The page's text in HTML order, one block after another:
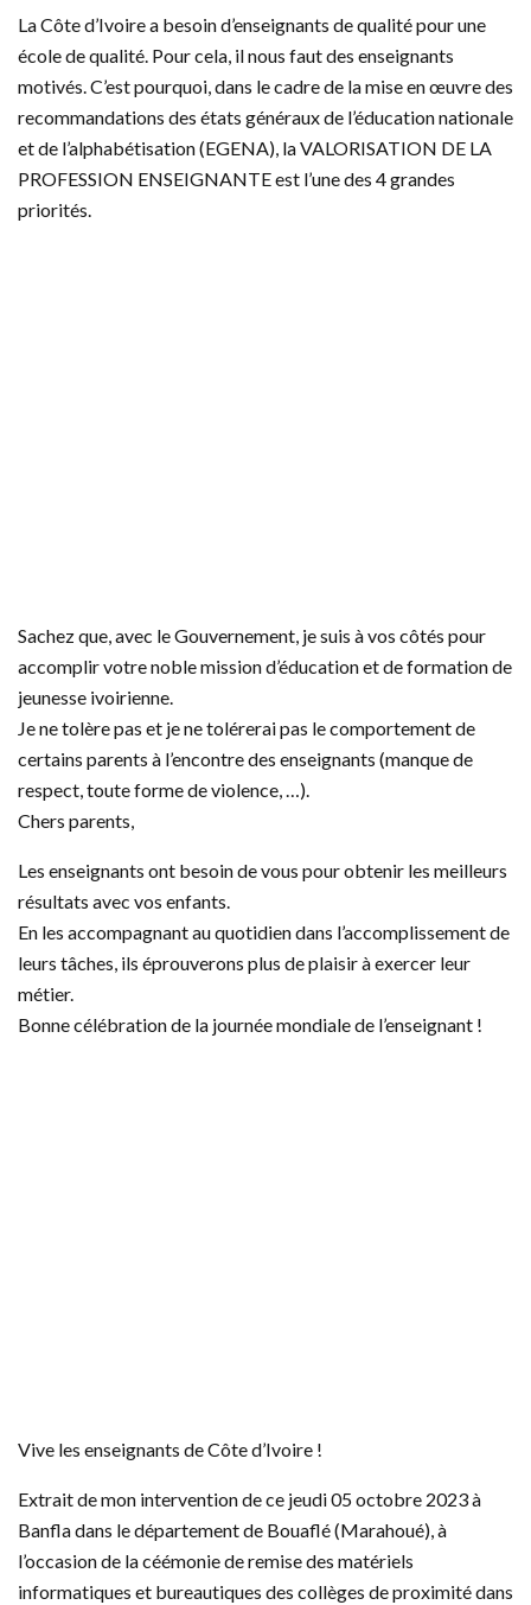
La Côte d’Ivoire a besoin d’enseignants de qualité pour une
école de qualité. Pour cela, il nous faut des enseignants
motivés. C’est pourquoi, dans le cadre de la mise en œuvre des
recommandations des états généraux de l’éducation nationale
et de l’alphabétisation (EGENA), la VALORISATION DE LA
PROFESSION ENSEIGNANTE est l’une des 4 grandes
priorités.
Sachez que, avec le Gouvernement, je suis à vos côtés pour
accomplir votre noble mission d’éducation et de formation de
jeunesse ivoirienne.
Je ne tolère pas et je ne tolérerai pas le comportement de
certains parents à l’encontre des enseignants (manque de
respect, toute forme de violence, …).
Chers parents,
Les enseignants ont besoin de vous pour obtenir les meilleurs
résultats avec vos enfants.
En les accompagnant au quotidien dans l’accomplissement de
leurs tâches, ils éprouverons plus de plaisir à exercer leur
métier.
Bonne célébration de la journée mondiale de l’enseignant !
Vive les enseignants de Côte d’Ivoire !
Extrait de mon intervention de ce jeudi 05 octobre 2023 à
Banfla dans le département de Bouaflé (Marahoué), à
l’occasion de la céémonie de remise des matériels
informatiques et bureautiques des collèges de proximité dans